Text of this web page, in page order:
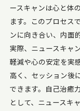
ースキャンは心と体
ます。このプロセス
ンに向き合い、内面
実際、ニュースキャ
軽減や心の安定を実
高く、セッション後
できます。自己治癒
として、ニュースキ